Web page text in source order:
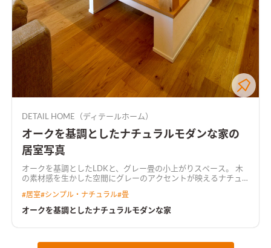
DETAIL HOME（ディテールホーム）
オークを基調としたナチュラルモダンな家の
居室写真
オークを基調としたLDKと、グレー畳の小上がりスペース。 木
の素材感を生かした空間にグレーのアクセントが映えるナチュ
#居室#シンプル・ナチュラル#畳
オークを基調としたナチュラルモダンな家